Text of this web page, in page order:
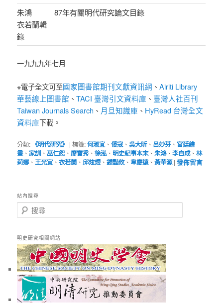
朱鴻
衣若蘭輯
錄
87年有關明代研究論文目錄
一九九九年七月
※電子全文可至國家圖書館期刊文獻資訊網 、Airiti Library
華藝線上圖書館 、TACI 臺灣引文資料庫 、 臺灣人社百刊
Taiwan Journals Search 、 月旦知識庫 、 HyRead 台灣全文
資料庫下載。
分類: 《明代研究》 |標籤:何淑宜、倭寇、吳大昕、 呂妙芬、 宮廷繪
畫、家訓 、巫仁恕、廖寶秀、徐泓、 明史紀事本末、朱鴻、李自成、林
莉娜、王光宜、衣若蘭、邱炫煜、鍾豔攸、韋慶遠、黃華源 |發佈留言
站內搜尋
搜
尋
明史研究相關網站